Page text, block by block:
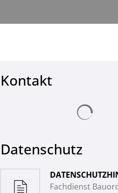
Kontakt
Datenschutz
Fachdienst